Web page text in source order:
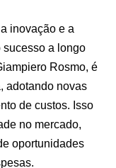
inovação e a
a longo
Rosmo, é
adotando novas
de custos. Isso
no mercado,
oportunidades